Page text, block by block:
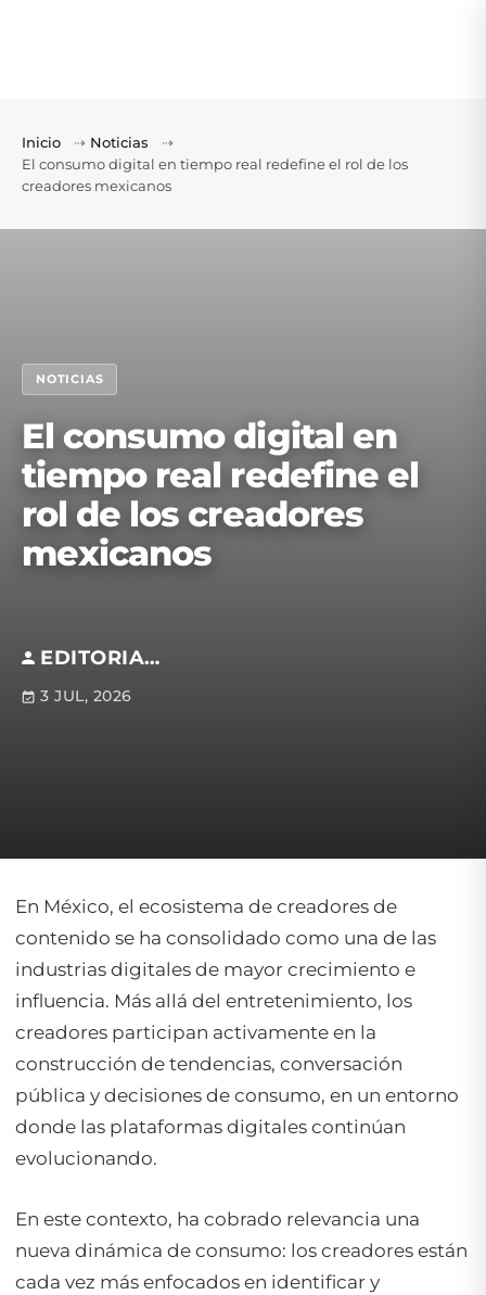
Inicio ⇢ Noticias
⇢
El consumo digital en tiempo real redefine el rol de los
creadores mexicanos
NOTICIAS
El consumo digital en
tiempo real redefine el
rol de los creadores
mexicanos
EDITORIAL S.M
3 JUL, 2026
En México, el ecosistema de creadores de
contenido se ha consolidado como una de las
industrias digitales de mayor crecimiento e
influencia. Más allá del entretenimiento, los
creadores participan activamente en la
construcción de tendencias, conversación
pública y decisiones de consumo, en un entorno
donde las plataformas digitales continúan
evolucionando.
En este contexto, ha cobrado relevancia una
nueva dinámica de consumo: los creadores están
cada vez más enfocados en identificar y